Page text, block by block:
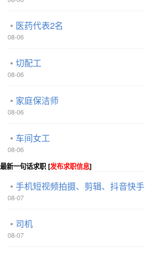
医药代表2名
08-06
切配工
08-06
家庭保洁师
08-06
车间女工
08-06
最新一句话求职 [发布求职信息]
手机短视频拍摄、剪辑、抖音快手
08-07
司机
08-07